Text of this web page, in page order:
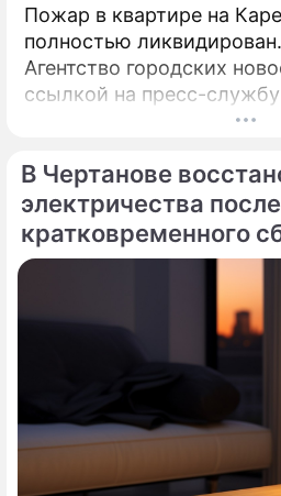
Пожар в квартире на
полностью
Агентство городских
ссылкой на пресс-службу
управления МЧС России
В Чертанове
электричества после
кратковременного